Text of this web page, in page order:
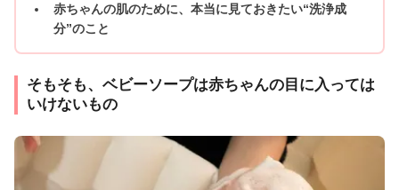
赤ちゃんの肌のために、本当に見ておきたい“洗浄成
分”のこと
そもそも、ベビーソープは赤ちゃんの目に入っては
いけないもの